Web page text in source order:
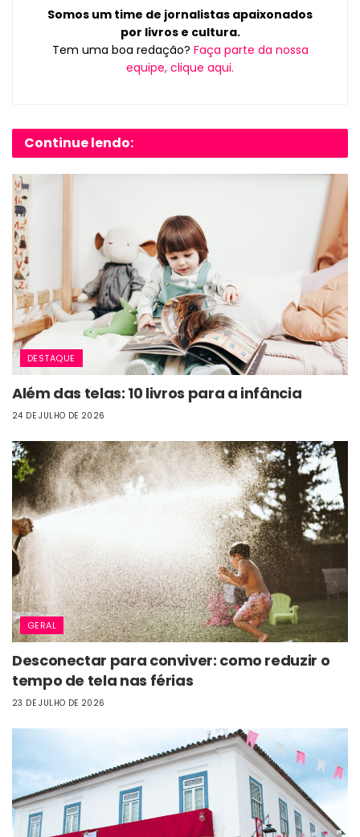
Somos um time de jornalistas apaixonados
por livros e cultura.
Tem uma boa redação? Faça parte da nossa
equipe, clique aqui.
Continue lendo:
DESTAQUE
Além das telas: 10 livros para a infância
24 DE JULHO DE 2026
GERAL
Desconectar para conviver: como reduzir o
tempo de tela nas férias
23 DE JULHO DE 2026